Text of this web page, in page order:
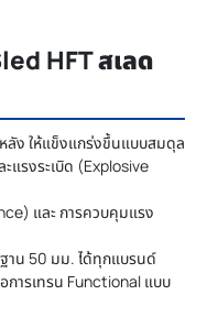
HFT สเลด
ลัง ให้แข็งแกร่งขึ้นแบบสมดุล
แรงระเบิด (Explosive
และ การควบคุมแรง
าน 50 มม. ได้ทุกแบรนด์
อการเทรน Functional แบบ